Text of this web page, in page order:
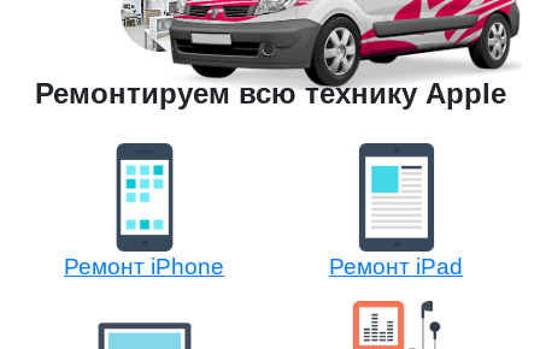
Ремонтируем всю технику Apple
Ремонт iPhone Ремонт iPad